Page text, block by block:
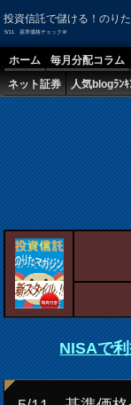
投資信託で儲ける！のり
5/11 基準価格チェック＠
ホーム 毎月分配コラム
ネット証券
人気blogﾗﾝｷ
NISAで